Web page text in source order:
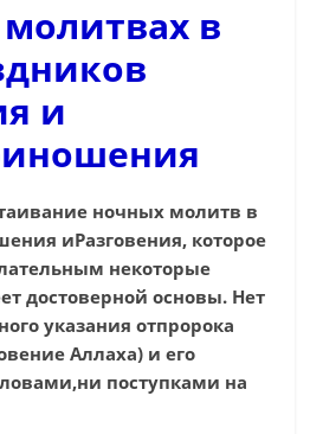
в
и
ночных молитв в
иРазговения, которое
некоторые
достоверной основы. Нет
указания отпророка
Аллаха) и его
поступками на